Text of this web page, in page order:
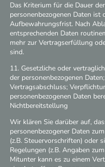
Das Kriterium für die Dauer
personenbezogenen Daten ist
Aufbewahrungsfrist. Nach
entsprechenden Daten
mehr zur Vertragserfüllung
sind.
11. Gesetzliche oder
der personenbezogenen
Vertragsabschluss;
personenbezogenen Daten
Nichtbereitstellung
Wir klären Sie darüber auf,
personenbezogener Daten
(z.B. Steuervorschriften) oder
Regelungen (z.B. Angaben
Mitunter kann es zu einem